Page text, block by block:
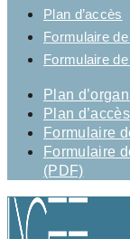
Plan d’accès
Formulaire
Formulaire
Plan
Plan d’accès
Formulaire
Formulaire
(PDF)